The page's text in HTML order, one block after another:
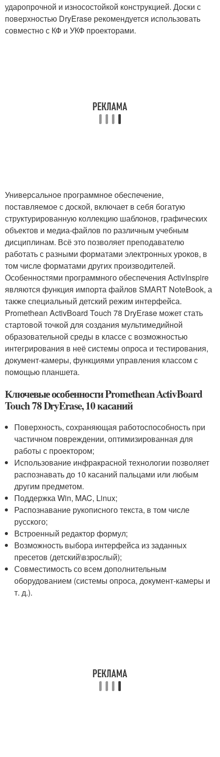
ударопрочной и износостойкой конструкцией. Доски с
поверхностью DryErase рекомендуется использовать
совместно с КФ и УКФ проекторами.
Универсальное программное обеспечение,
поставляемое с доской, включает в себя богатую
структурированную коллекцию шаблонов, графических
объектов и медиа-файлов по различным учебным
дисциплинам. Всё это позволяет преподавателю
работать с разными форматами электронных уроков, в
том числе форматами других производителей.
Особенностями программного обеспечения ActivInspire
являются функция импорта файлов SMART NoteBook, а
также специальный детский режим интерфейса.
Promethean ActivBoard Touch 78 DryErase может стать
стартовой точкой для создания мультимедийной
образовательной среды в классе с возможностью
интегрирования в неё системы опроса и тестирования,
документ-камеры, функциями управления классом с
помощью планшета.
Ключевые особенности Promethean ActivBoard
Touch 78 DryErase, 10 касаний
Поверхность, сохраняющая работоспособность при
частичном повреждении, оптимизированная для
работы с проектором;
Использование инфракрасной технологии позволяет
распознавать до 10 касаний пальцами или любым
другим предметом.
Поддержка Win, MAC, Linux;
Распознавание рукописного текста, в том числе
русского;
Встроенный редактор формул;
Возможность выбора интерфейса из заданных
пресетов (детский\взрослый);
Совместимость со всем дополнительным
оборудованием (системы опроса, документ-камеры и
т. д.).